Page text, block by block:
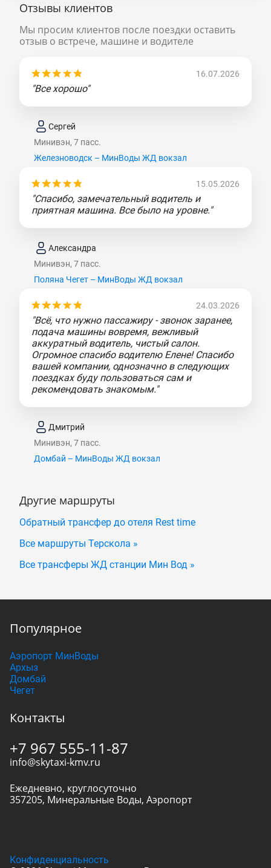
Отзывы клиентов
Мы просим клиентов после поездки оставить
отзыв о встрече, машине и водителе
16.07.2026
"Все хорошо"
Сергей
Минивэн, 7 пасс.
Железноводск – МинВоды ЖД вокзал
15.05.2026
"Спасибо, замечательный водитель и
приятная машина. Все было на уровне."
Александра
Минивэн, 7 пасс.
Поляна Чегет – МинВоды ЖД вокзал
24.03.2026
"Всё, что нужно пассажиру - звонок заранее,
подача машины вовремя, вежливый
аккуратный водитель, чистый салон.
Огромное спасибо водителю Елене! Спасибо
вашей компании, однозначно в следующих
поездках буду пользоваться сам и
рекомендовать знакомым."
Дмитрий
Минивэн, 7 пасс.
Домбай – МинВоды ЖД вокзал
Другие маршруты
Обратный трансфер до отеля Rest time
Все маршруты Терскола »
Все трансферы ЖД станции Мин Вод »
Популярное
Аэропорт МинВоды
Архыз
Домбай
Чегет
Контакты
+7 967 555-11-87
info@skytaxi-kmv.ru
Ежедневно, круглосуточно
357205, Минеральные Воды, Аэропорт
Конфиденциальность